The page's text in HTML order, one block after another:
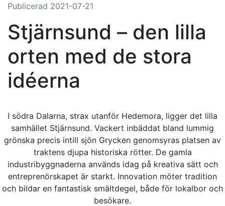
Publicerad 2021-07-21
Stjärnsund – den lilla
orten med de stora
idéerna
I södra Dalarna, strax utanför Hedemora, ligger det lilla
samhället Stjärnsund. Vackert inbäddat bland lummig
grönska precis intill sjön Grycken genomsyras platsen av
traktens djupa historiska rötter. De gamla
industribyggnaderna används idag på kreativa sätt och
entreprenörskapet är starkt. Innovation möter tradition
och bildar en fantastisk smältdegel, både för lokalbor och
besökare.